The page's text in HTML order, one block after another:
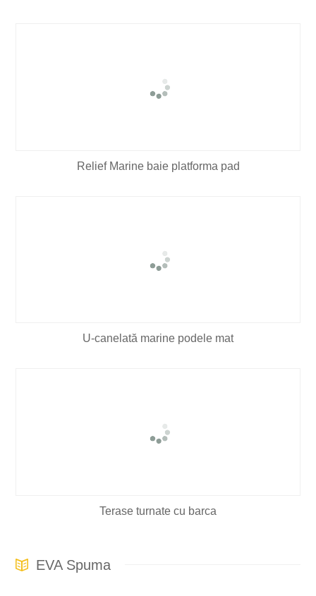
Relief Marine baie platforma pad
U-canelată marine podele mat
Terase turnate cu barca
EVA Spuma